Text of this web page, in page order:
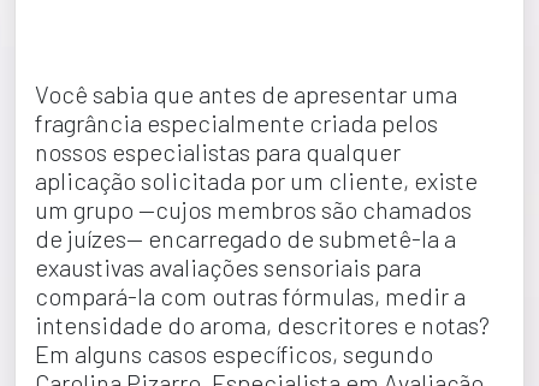
Você sabia que antes de apresentar uma
fragrância especialmente criada pelos
nossos especialistas para qualquer
aplicação solicitada por um cliente, existe
um grupo —cujos membros são chamados
de juízes— encarregado de submetê-la a
exaustivas avaliações sensoriais para
compará-la com outras fórmulas, medir a
intensidade do aroma, descritores e notas?
Em alguns casos específicos, segundo